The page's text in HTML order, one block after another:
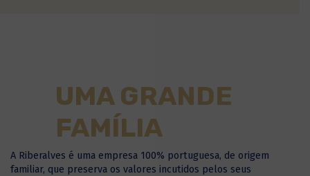
UMA GRANDE
FAMÍLIA
A Riberalves é uma empresa 100% portuguesa, de origem
familiar, que preserva os valores incutidos pelos seus